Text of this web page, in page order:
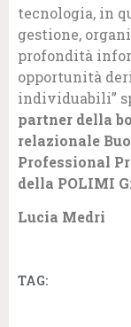
tecnologia, in
gestione,
profondità
opportunità
individuabili”
partner della
relazionale
Professional
della POLIMI
Lucia Medri
TAG: